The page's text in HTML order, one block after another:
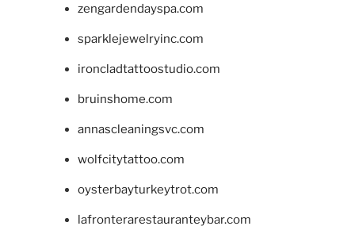
zengardendayspa.com
sparklejewelryinc.com
ironcladtattoostudio.com
bruinshome.com
annascleaningsvc.com
wolfcitytattoo.com
oysterbayturkeytrot.com
lafronterarestauranteybar.com